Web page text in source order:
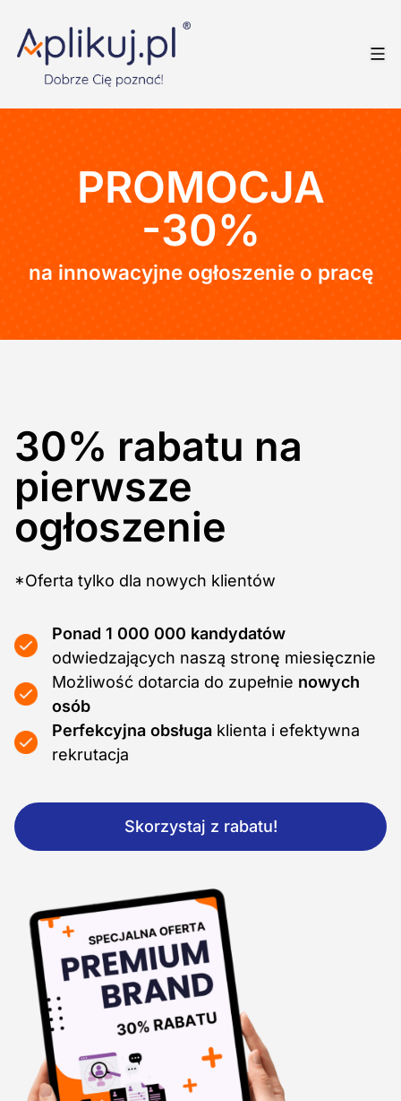
PROMOCJA
-30%
na innowacyjne ogłoszenie o pracę
30% rabatu na
pierwsze
ogłoszenie
*Oferta tylko dla nowych klientów
Ponad 1 000 000 kandydatów
odwiedzających naszą stronę miesięcznie
Możliwość dotarcia do zupełnie nowych
osób
Perfekcyjna obsługa klienta i efektywna
rekrutacja
Skorzystaj z rabatu!